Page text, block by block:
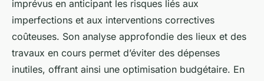
imprévus en anticipant les risques liés aux
imperfections et aux interventions correctives
coûteuses. Son analyse approfondie des lieux et des
travaux en cours permet d’éviter des dépenses
inutiles, offrant ainsi une optimisation budgétaire. En